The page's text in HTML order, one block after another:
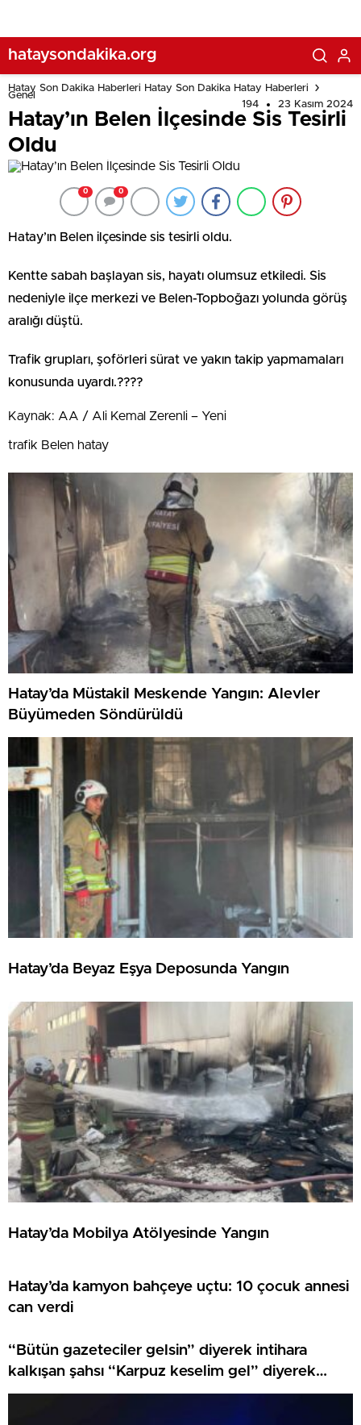
hataysondakika.org
Hatay Son Dakika Haberleri Hatay Son Dakika Hatay Haberleri
Genel
194
23 Kasım 2024
Hatay’ın Belen İlçesinde Sis Tesirli
Oldu
0 0
Hatay’ın Belen ilçesinde sis tesirli oldu.
Kentte sabah başlayan sis, hayatı olumsuz etkiledi. Sis
nedeniyle ilçe merkezi ve Belen-Topboğazı yolunda görüş
aralığı düştü.
Trafik grupları, şoförleri sürat ve yakın takip yapmamaları
konusunda uyardı.????
Kaynak: AA / Ali Kemal Zerenli – Yeni
trafik Belen hatay
Hatay’da Müstakil Meskende Yangın: Alevler
Büyümeden Söndürüldü
Hatay’da Beyaz Eşya Deposunda Yangın
Hatay’da Mobilya Atölyesinde Yangın
Hatay’da kamyon bahçeye uçtu: 10 çocuk annesi
can verdi
“Bütün gazeteciler gelsin” diyerek intihara
kalkışan şahsı “Karpuz keselim gel” diyerek
çatıdan indirdiler